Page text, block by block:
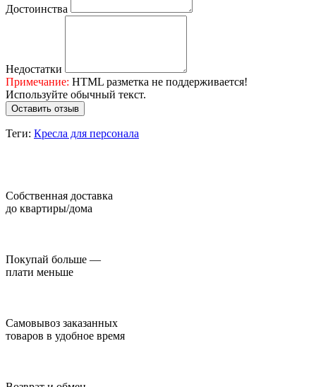
Достоинства
Недостатки
Примечание: HTML разметка не поддерживается!
Используйте обычный текст.
Оставить отзыв
Теги: Кресла для персонала
Собственная доставка
до квартиры/дома
Покупай больше —
плати меньше
Самовывоз заказанных
товаров в удобное время